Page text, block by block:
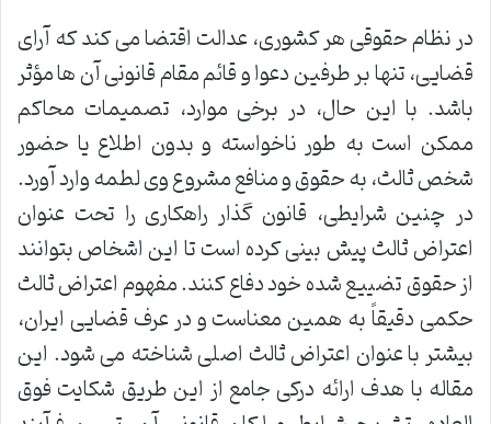
در نظام حقوقی هر کشوری، عدالت اقتضا می کند که آرای
قضایی، تنها بر طرفین دعوا و قائم مقام قانونی آن ها مؤثر
باشد. با این حال، در برخی موارد، تصمیمات محاکم
ممکن است به طور ناخواسته و بدون اطلاع یا حضور
شخص ثالث، به حقوق و منافع مشروع وی لطمه وارد آورد.
در چنین شرایطی، قانون گذار راهکاری را تحت عنوان
اعتراض ثالث پیش بینی کرده است تا این اشخاص بتوانند
از حقوق تضییع شده خود دفاع کنند. مفهوم اعتراض ثالث
حکمی دقیقاً به همین معناست و در عرف قضایی ایران،
بیشتر با عنوان اعتراض ثالث اصلی شناخته می شود. این
مقاله با هدف ارائه درکی جامع از این طریق شکایت فوق